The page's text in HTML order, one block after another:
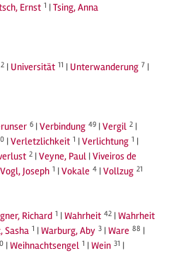
Ernst 1 |Tsing, Anna
2 | Universität 11 | Unterwanderung 7 |
6 |Verbindung 49 |Vergil 2 |
|Verletzlichkeit 1 |Verlichtung 1 |
2 |Veyne, Paul |Viveiros de
Vogl, Joseph 1 |Vokale 4 |Vollzug 21
Richard 1 |Wahrheit 42 |Wahrheit
Sasha 1 |Warburg, Aby 3 |Ware 88 |
|Weihnachtsengel 1 |Wein 31 |